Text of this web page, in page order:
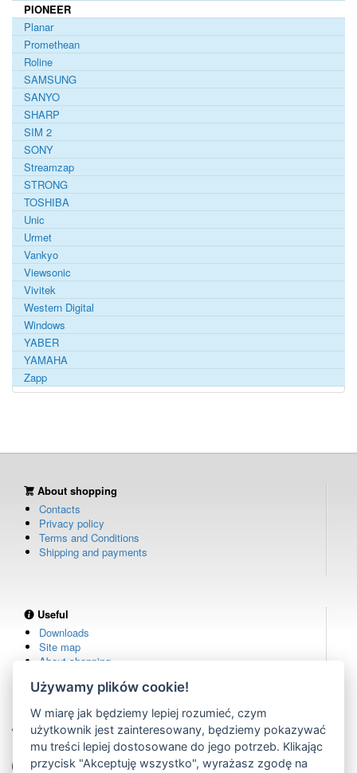
PIONEER
Planar
Promethean
Roline
SAMSUNG
SANYO
SHARP
SIM 2
SONY
Streamzap
STRONG
TOSHIBA
Unic
Urmet
Vankyo
Viewsonic
Vivitek
Western Digital
Windows
YABER
YAMAHA
Zapp
About shopping
Contacts
Privacy policy
Terms and Conditions
Shipping and payments
Useful
Downloads
Site map
About shopping
Own warehouse
remote controls in stock
Over 100,000 customers
Używamy plików cookie!
W miarę jak będziemy lepiej rozumieć, czym
użytkownik jest zainteresowany, będziemy pokazywać
mu treści lepiej dostosowane do jego potrzeb. Klikając
przycisk "Akceptuję wszystko", wyrażasz zgodę na